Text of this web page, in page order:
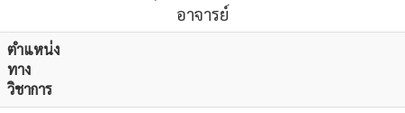
อาจารย์
ตำแหน่ง
ทาง
วิชาการ